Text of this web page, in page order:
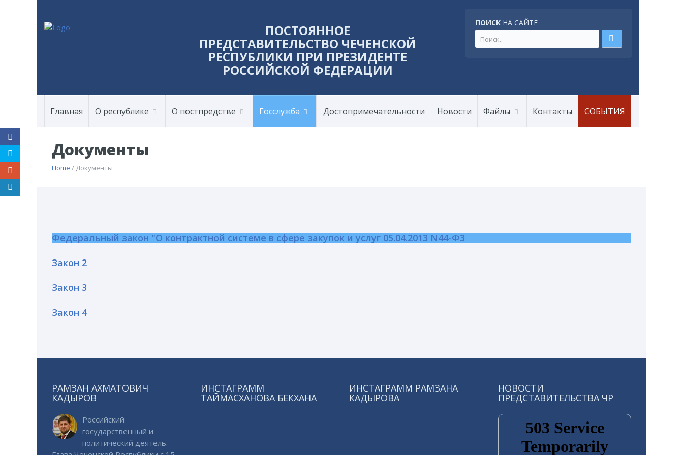
ПОСТОЯННОЕ
ПРЕДСТАВИТЕЛЬСТВО ЧЕЧЕНСКОЙ
РЕСПУБЛИКИ ПРИ ПРЕЗИДЕНТЕ
РОССИЙСКОЙ ФЕДЕРАЦИИ
ПОИСКНА САЙТЕ
Главная О республике О постпредстве Госслужба Достопримечательности Новости Файлы Контакты СОБЫТИЯ
Документы
Home / Документы
Федеральный закон "О контрактной системе в сфере закупок и услуг 05.04.2013 N44-Ф3
Закон 2
Закон 3
Закон 4
РАМЗАН АХМАТОВИЧ
КАДЫРОВ
Российский
государственный и
политический деятель.
ИНСТАГРАММ
ТАЙМАСХАНОВА БЕКХАНА
ИНСТАГРАММ РАМЗАНА
КАДЫРОВА
НОВОСТИ
ПРЕДСТАВИТЕЛЬСТВА ЧР